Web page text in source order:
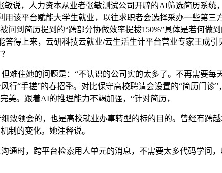
，人力资本从业者张敏测试公司开辟的AI筛选简历系统
该平台赋能大学生就业，以往求职者会选择采办一些第
问到简历提到的“跨部分协做效率提拔150%”具体是若何做
得上来，云研科技云就业/云生活生计平台营业专家王成
住她的问题是：“不认识的公司实的太多了。不再需要每
“手搓”的春招季。对比保守高校聘请会设置的“简历门诊
美。跟着AI的推理能力不竭加强，“针对简历，
领会的，也是高校就业办事转型的标的目的。曾经有跨
制的变化。她注释说。
时，跨平台检索用人单元的消息，不需要太多代码学问